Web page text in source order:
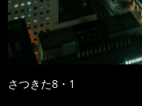
さつきた8・1